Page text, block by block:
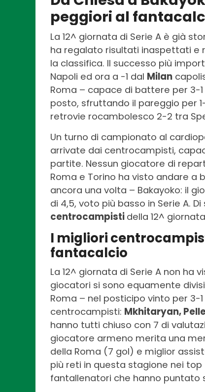
peggiori al
La 12^ giornata di Serie A è già
ha regalato risultati inaspettati e
la classifica. Il successo più
Napoli ed ora a -1 dal Milan
Roma – capace di battere per 3-
posto, sfruttando il pareggio per
retrovie rocambolesco 2-2 tra
Un turno di campionato al
arrivate dai centrocampisti,
partite. Nessun giocatore di
Roma e Torino ha visto andare a
ancora una volta – Bakayoko: il
di 4,5, voto più basso in Serie A.
centrocampisti della 12^
I migliori
fantacalcio
La 12^ giornata di Serie A non ha
giocatori si sono equamente
Roma – nel posticipo vinto per 3-
centrocampisti: Mkhitaryan,
hanno tutti chiuso con 7 di
giocatore armeno merita una
della Roma (7 gol) e miglior
più reti in questa stagione nei
fantallenatori che hanno puntato